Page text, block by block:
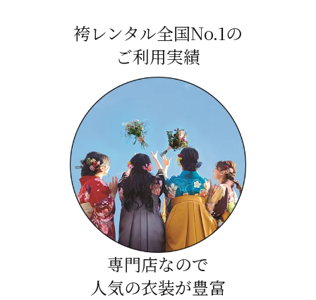
袴レンタル全国No.1の
ご利用実績
専門店なので
人気の衣装が豊富